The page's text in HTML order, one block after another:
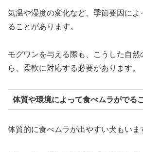
気温や湿度の変化など、季節要因によ
ることがあります。
モグワンを与える際も、こうした自
ら、柔軟に対応する必要があります。
体質や環境によって食べムラがでる
体質的に食べムラが出やすい犬もいま